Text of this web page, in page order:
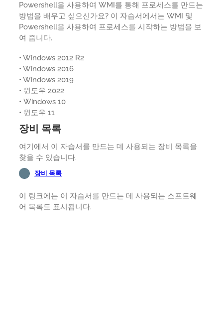
Powershell을 사용하여 WMI를 통해 프로세스를 만드는
방법을 배우고 싶으신가요? 이 자습서에서는 WMI 및
Powershell을 사용하여 프로세스를 시작하는 방법을 보
여 줍니다.
• Windows 2012 R2
• Windows 2016
• Windows 2019
• 윈도우 2022
• Windows 10
• 윈도우 11
장비 목록
여기에서 이 자습서를 만드는 데 사용되는 장비 목록을
찾을 수 있습니다.
장비 목록
이 링크에는 이 자습서를 만드는 데 사용되는 소프트웨
어 목록도 표시됩니다.